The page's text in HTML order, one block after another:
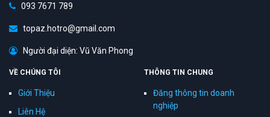
093 7671 789
topaz.hotro@gmail.com
Người đại diện: Vũ Văn Phong
VỀ CHÚNG TÔI
Giới Thiệu
Liên Hệ
THÔNG TIN CHUNG
Đăng thông tin doanh
nghiệp